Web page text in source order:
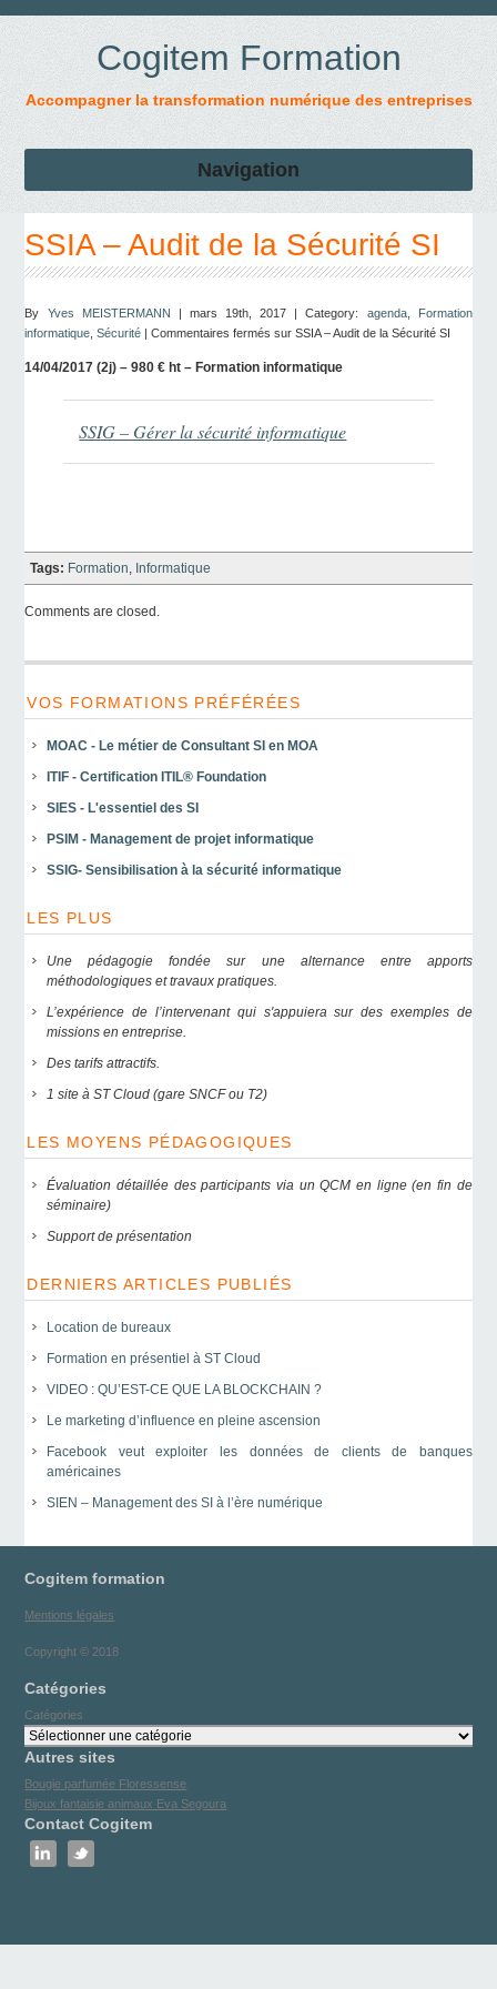
Cogitem Formation
Accompagner la transformation numérique des entreprises
Navigation
SSIA – Audit de la Sécurité SI
By Yves MEISTERMANN | mars 19th, 2017 | Category: agenda,
Formation
informatique ,Sécurité |Commentaires fermés sur SSIA – Audit de la Sécurité SI
14/04/2017 (2j) – 980 € ht – Formation informatique
SSIG – Gérer la sécurité informatique
Tags: Formation, Informatique
Comments are closed.
VOS FORMATIONS PRÉFÉRÉES
MOAC - Le métier de Consultant SI en MOA
ITIF - Certification ITIL® Foundation
SIES - L'essentiel des SI
PSIM - Management de projet informatique
SSIG- Sensibilisation à la sécurité informatique
LES PLUS
Une pédagogie fondée sur une alternance entre apports
méthodologiques et travaux pratiques.
L’expérience de l’intervenant qui s'appuiera sur des exemples de
missions en entreprise.
Des tarifs attractifs.
1 site à ST Cloud (gare SNCF ou T2)
LES MOYENS PÉDAGOGIQUES
Évaluation détaillée des participants via un QCM en ligne (en fin de
séminaire)
Support de présentation
DERNIERS ARTICLES PUBLIÉS
Location de bureaux
Formation en présentiel à ST Cloud
VIDEO : QU’EST-CE QUE LA BLOCKCHAIN ?
Le marketing d’influence en pleine ascension
Facebook veut exploiter les données de clients de banques
américaines
SIEN – Management des SI à l’ère numérique
Cogitem formation
Mentions légales
Copyright © 2018
Catégories
Catégories
Autres sites
Bougie parfumée Floressense
Bijoux fantaisie animaux Eva Segoura
Contact Cogitem